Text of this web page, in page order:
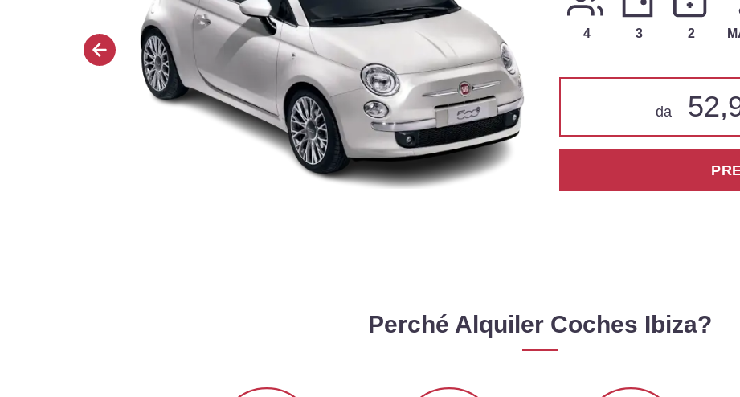
4 3 2
da
Perché Alquiler Coches Ibiza?